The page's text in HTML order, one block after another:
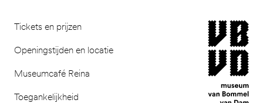
Tickets en prijzen
Openingstijden en locatie
Museumcafé Reina
Toegankelijkheid
museum van